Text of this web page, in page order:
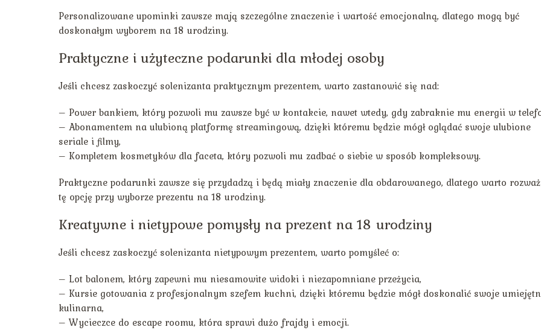
Personalizowane upominki zawsze mają szczególne znaczenie i wartość emocjonalną, dlatego mogą być
doskonałym wyborem na 18 urodziny.
Praktyczne i użyteczne podarunki dla młodej osoby
Jeśli chcesz zaskoczyć solenizanta praktycznym prezentem, warto zastanowić się nad:
– Power bankiem, który pozwoli mu zawsze być w kontakcie, nawet wtedy, gdy zabraknie mu energii w
– Abonamentem na ulubioną platformę streamingową, dzięki któremu będzie mógł oglądać swoje ulubione
seriale i filmy,
– Kompletem kosmetyków dla faceta, który pozwoli mu zadbać o siebie w sposób kompleksowy.
Praktyczne podarunki zawsze się przydadzą i będą miały znaczenie dla obdarowanego, dlatego warto
tę opcję przy wyborze prezentu na 18 urodziny.
Kreatywne i nietypowe pomysły na prezent na 18 urodziny
Jeśli chcesz zaskoczyć solenizanta nietypowym prezentem, warto pomyśleć o:
– Lot balonem, który zapewni mu niesamowite widoki i niezapomniane przeżycia,
– Kursie gotowania z profesjonalnym szefem kuchni, dzięki któremu będzie mógł doskonalić swoje
kulinarna,
– Wycieczce do escape roomu, która sprawi dużo frajdy i emocji.